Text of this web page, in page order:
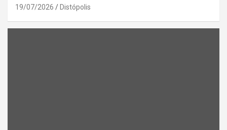
19/07/2026 Distópolis